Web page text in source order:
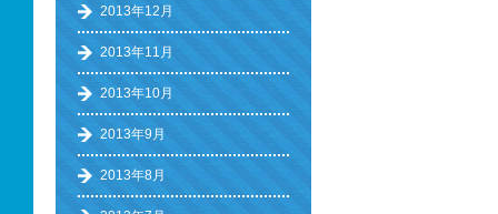
2013年12月
2013年11月
2013年10月
2013年9月
2013年8月